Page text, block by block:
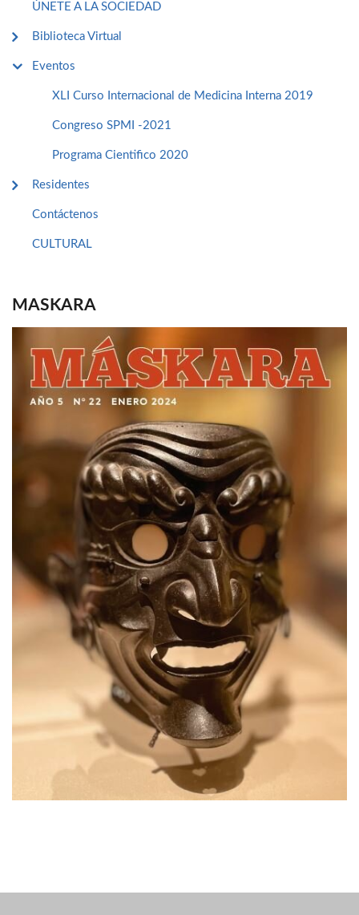
ÚNETE A LA SOCIEDAD
Biblioteca Virtual
Eventos
XLI Curso Internacional de Medicina Interna 2019
Congreso SPMI -2021
Programa Cientifico 2020
Residentes
Contáctenos
CULTURAL
MASKARA